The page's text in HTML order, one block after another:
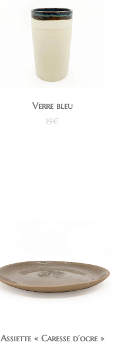
Verre bleu
19€
Assiette « Caresse d’ocre »